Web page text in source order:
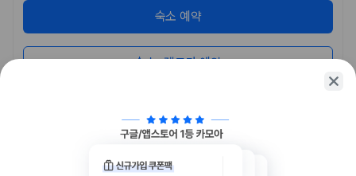
숙소 예약
숙소+렌트카 예약